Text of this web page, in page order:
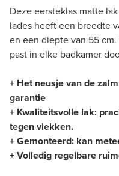
Deze eersteklas matte
lades heeft een breedte
en een diepte van 55
past in elke badkamer
+ Het neusje van de
garantie
+ Kwaliteitsvolle lak:
tegen vlekken.
+ Gemonteerd: kan
+ Volledig regelbare